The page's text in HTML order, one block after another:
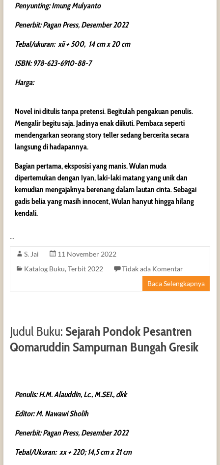
Penyunting: Imung Mulyanto
Penerbit: Pagan Press, Desember 2022
Tebal/ukuran: xii + 500, 14 cm x 20 cm
ISBN: 978-623-6910-88-7
Harga:
Novel ini ditulis tanpa pretensi. Begitulah pengakuan penulis.
Mengalir begitu saja. Jadinya enak diikuti. Pembaca seperti
mendengarkan seorang story teller sedang bercerita secara
langsung di hadapannya.
Bagian pertama, eksposisi yang manis. Wulan muda
dipertemukan dengan Iyan, laki-laki matang yang unik dan
kemudian mengajaknya berenang dalam lautan cinta. Sebagai
gadis belia yang masih innocent, Wulan hanyut hingga hilang
kendali.
…
S. Jai
11 November 2022
Katalog Buku,Terbit 2022
Tidak ada Komentar
Baca Selengkapnya
Judul Buku: Sejarah Pondok Pesantren
Qomaruddin Sampurnan Bungah Gresik
Penulis: H.M. Alauddin, Lc., M.SEI., dkk
Editor: M. Nawawi Sholih
Penerbit: Pagan Press, Desember 2022
Tebal/Ukuran: xx + 220; 14,5 cm x 21 cm